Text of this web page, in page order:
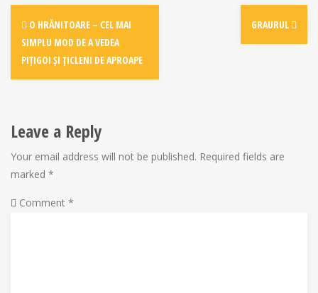
Post
navigation
O HRĂNITOARE – CEL MAI
SIMPLU MOD DE A VEDEA
PIȚIGOI ȘI ȚICLENI DE APROAPE
GRAURUL
Leave a Reply
Your email address will not be published. Required fields are
marked *
Comment *